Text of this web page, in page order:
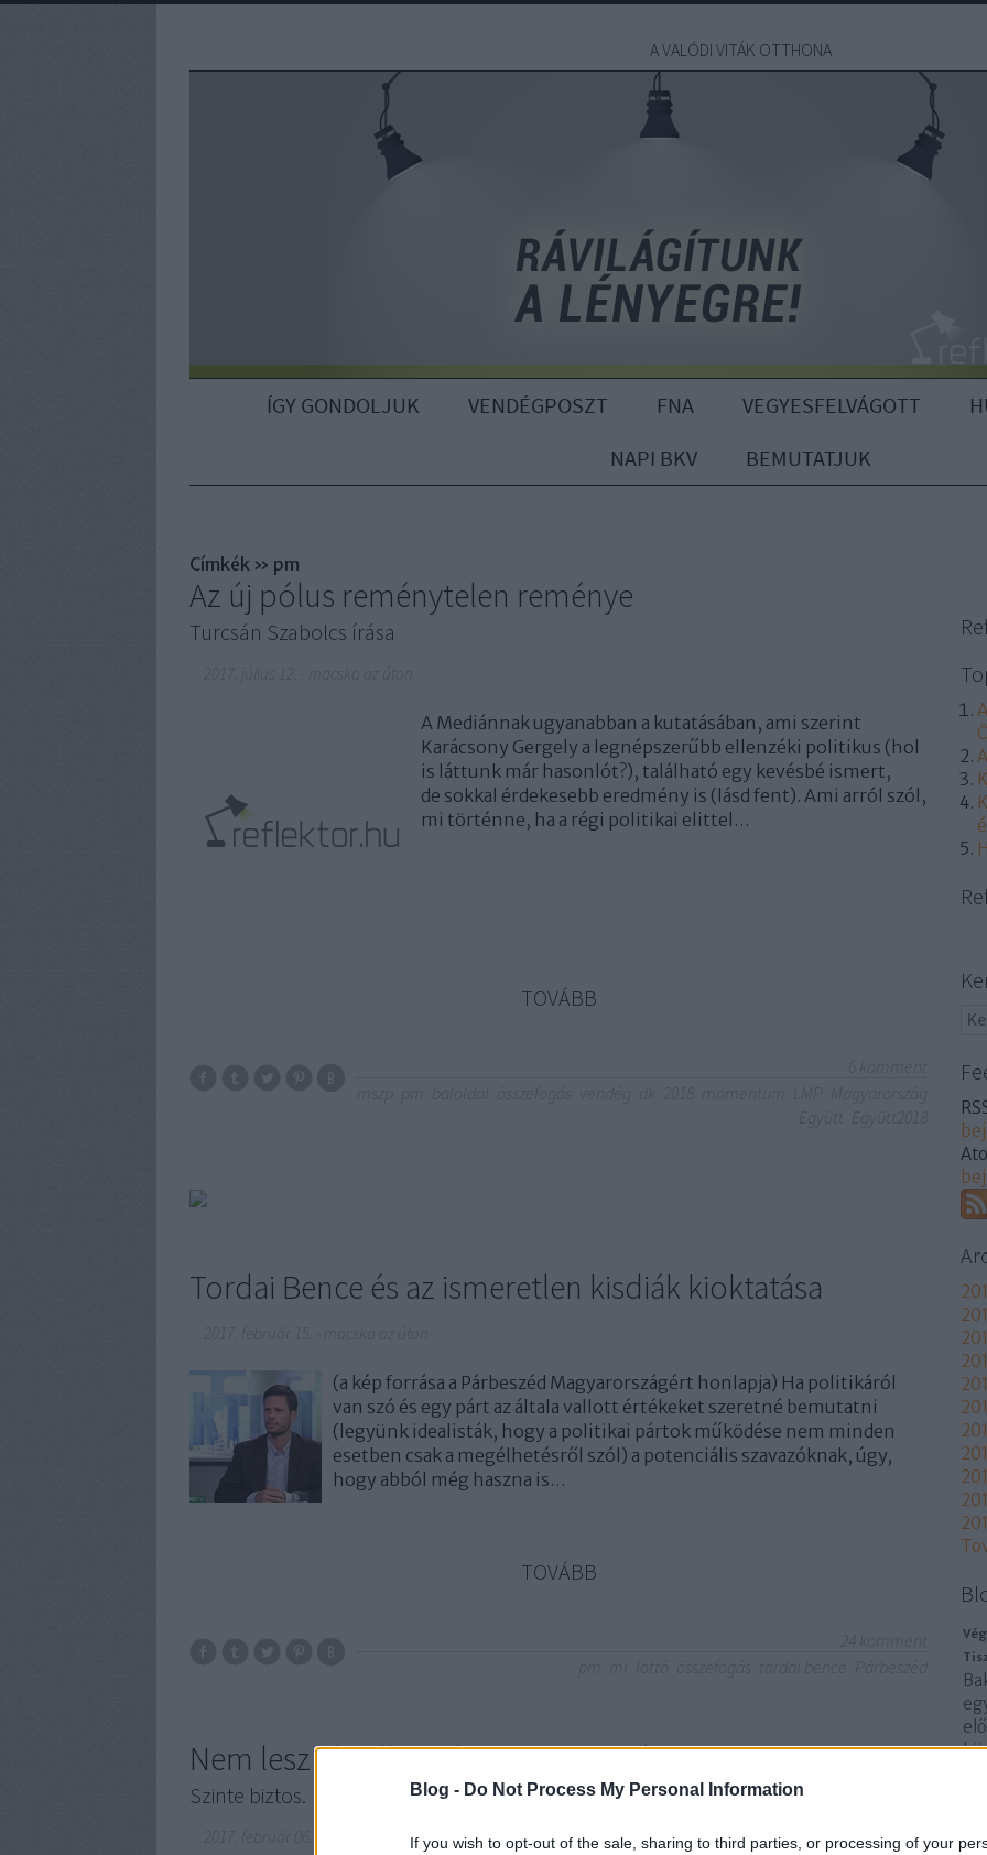
Blog - Do Not Process My Personal Information
If you wish to opt-out of the sale, sharing to third parties, or processing of your
A VALÓDI VITÁK OTTHONA
ÍGY GONDOLJUK VENDÉGPOSZT FNA VEGYESFELVÁGOTT
NAPI BKV
BEMUTATJUK
Címkék » pm
Az új pólus reménytelen reménye
Turcsán Szabolcs írása
A Mediánnak ugyanabban a kutatásában, ami szerint
Karácsony Gergely a legnépszerűbb ellenzéki politikus (hol
is láttunk már hasonlót?), található egy kevésbé ismert,
de sokkal érdekesebb eredmény is (lásd fent). Ami arról szól,
mi történne, ha a régi politikai elittel…
TOVÁBB
Tordai Bence és az ismeretlen kisdiák kioktatása
(a kép forrása a Párbeszéd Magyarországért honlapja) Ha politikáról
van szó és egy párt az általa vallott értékeket szeretné bemutatni
(legyünk idealisták, hogy a politikai pártok működése nem minden
esetben csak a megélhetésről szól) a potenciális szavazóknak, úgy,
hogy abból még haszna is…
TOVÁBB
Nem lesz előválasztás Magyarországon?
Szinte biztos.